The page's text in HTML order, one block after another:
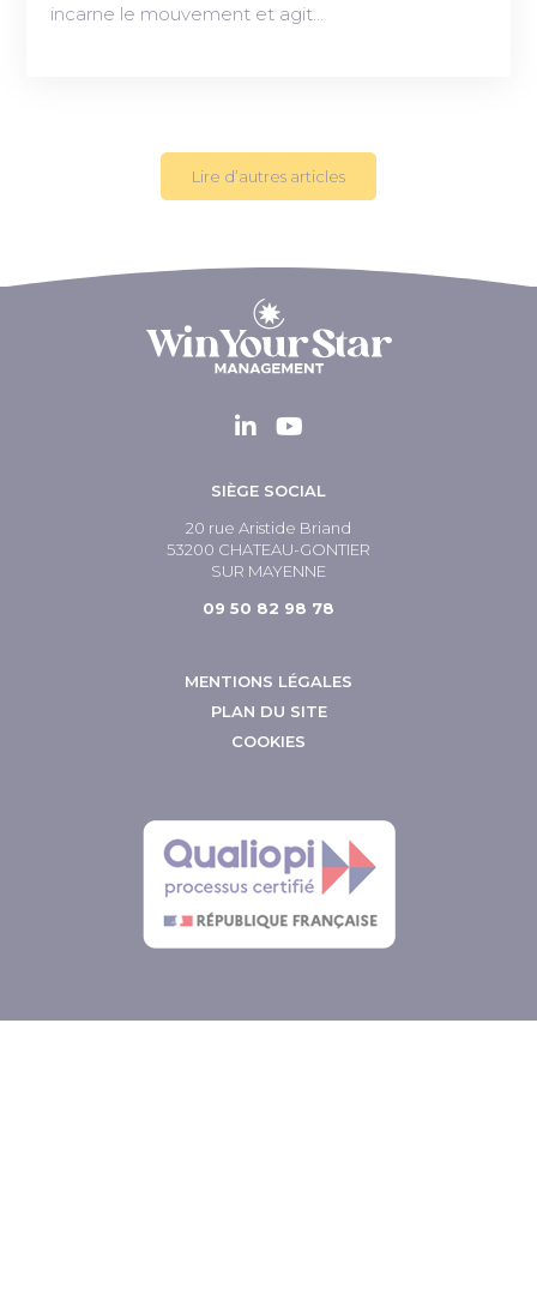
incarne le mouvement et agit…
Lire d’autres articles
SIÈGE SOCIAL
20 rue Aristide Briand
53200 CHATEAU-GONTIER
SUR MAYENNE
09 50 82 98 78
MENTIONS LÉGALES
PLAN DU SITE
COOKIES